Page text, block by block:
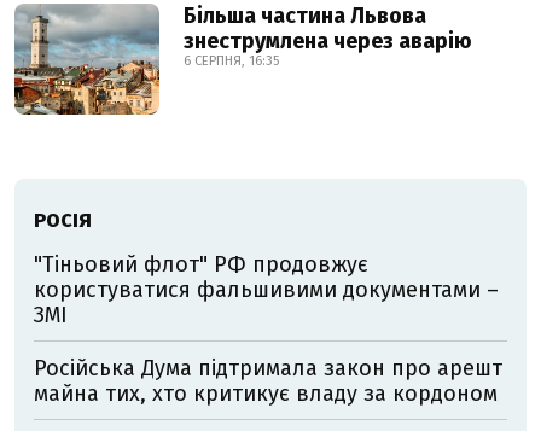
Більша частина Львова
знеструмлена через аварію
6 СЕРПНЯ, 16:35
РОСІЯ
"Тіньовий флот" РФ продовжує
користуватися фальшивими документами –
ЗМІ
Російська Дума підтримала закон про арешт
майна тих, хто критикує владу за кордоном